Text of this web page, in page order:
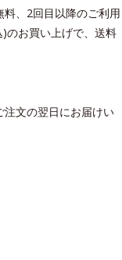
、2回目以降のご利用
のお買い上げで、送料
文の翌日にお届けい